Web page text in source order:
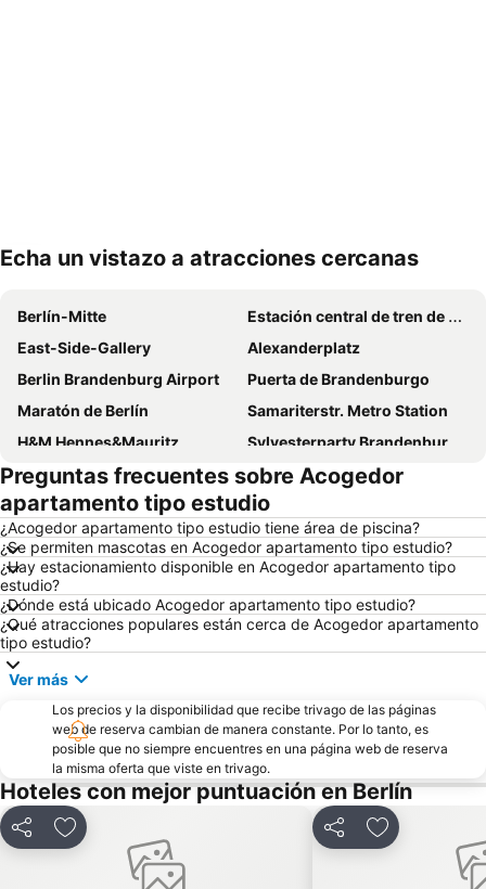
Echa un vistazo a atracciones cercanas
Berlín-Mitte
Estación central de tren de Berlín
East-Side-Gallery
Alexanderplatz
Berlin Brandenburg Airport
Puerta de Brandenburgo
Maratón de Berlín
Samariterstr. Metro Station
H&M Hennes&Mauritz
Sylvesterparty Brandenburger Tor
Teatro Variedades Wintergarten
Schöneberg
Castillo Charlottenburg
Estadio Olímpico de Berlín
Rathaus Schöneberg
ANTIKMARKT am Berliner OSTBAHNHOF
Brandenburger Tor Metro Station
InnoTrans
Memorial del Holocausto
Pankow
Berliner Mauerweg
Potsdamer Platz
Neukölln
Charlottenburg
Zentraler Omnibusbahnhof Berlin ZOB
Offene Gärten Berlin-Brandenburg
Spandau
Weihnachtsmarkt auf dem Alexanderplatz
Estación del Este
Sinagoga Nueva
Uber Arena
Gendarmenmarkt
Preguntas frecuentes sobre Acogedor
apartamento tipo estudio
¿Acogedor apartamento tipo estudio tiene área de piscina?
¿Se permiten mascotas en Acogedor apartamento tipo estudio?
¿Hay estacionamiento disponible en Acogedor apartamento tipo
estudio?
¿Dónde está ubicado Acogedor apartamento tipo estudio?
¿Qué atracciones populares están cerca de Acogedor apartamento
tipo estudio?
Ver más
Los precios y la disponibilidad que recibe trivago de las páginas
web de reserva cambian de manera constante. Por lo tanto, es
posible que no siempre encuentres en una página web de reserva
la misma oferta que viste en trivago.
Hoteles con mejor puntuación en Berlín
CompartirAgregar a favoritos CompartirAgregar a